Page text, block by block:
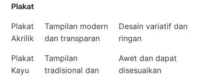
Plakat
Plakat
Akrilik
Tampilan modern
dan transparan
Desain variatif dan
ringan
Plakat
Kayu
Tampilan
tradisional dan
Awet dan dapat
disesuaikan